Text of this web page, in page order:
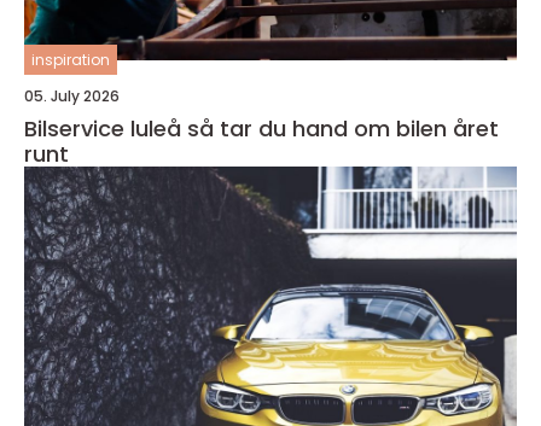
inspiration
05. July 2026
Bilservice luleå så tar du hand om bilen året
runt